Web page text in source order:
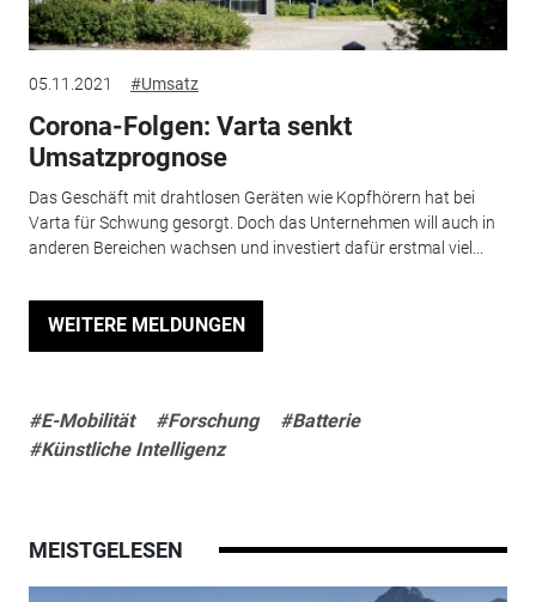
05.11.2021 #Umsatz
Corona-Folgen: Varta senkt
Umsatzprognose
Das Geschäft mit drahtlosen Geräten wie Kopfhörern hat bei
Varta für Schwung gesorgt. Doch das Unternehmen will auch in
anderen Bereichen wachsen und investiert dafür erstmal viel...
WEITERE MELDUNGEN
#E-Mobilität #Forschung
#Batterie
#Künstliche Intelligenz
MEISTGELESEN